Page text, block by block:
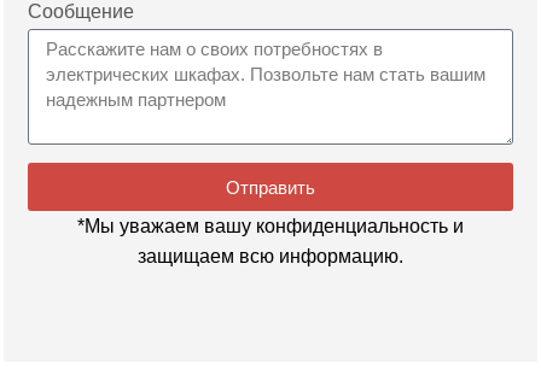
Сообщение
Отправить
*Мы уважаем вашу конфиденциальность и
защищаем всю информацию.